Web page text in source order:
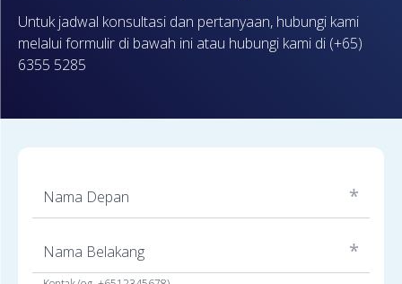
Untuk jadwal konsultasi dan pertanyaan, hubungi kami
melalui formulir di bawah ini atau hubungi kami di (+65)
6355 5285
Nama Depan *
Nama Belakang *